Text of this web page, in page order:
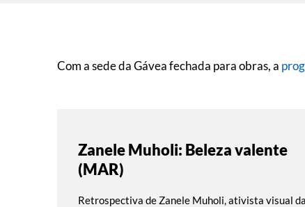
Com a sede da Gávea fechada para obras, a
Zanele Muholi: Beleza valente
(MAR)
Retrospectiva de Zanele Muholi, ativista visual da